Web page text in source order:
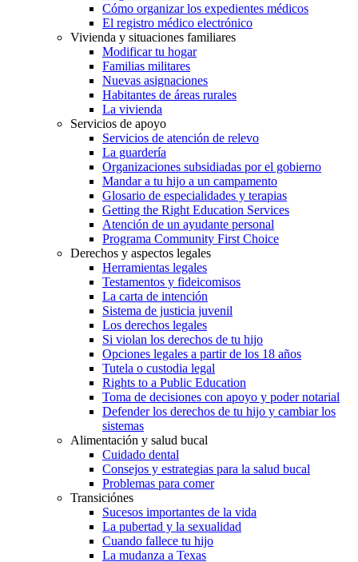
Cómo organizar los expedientes médicos
El registro médico electrónico
Vivienda y situaciones familiares
Modificar tu hogar
Familias militares
Nuevas asignaciones
Habitantes de áreas rurales
La vivienda
Servicios de apoyo
Servicios de atención de relevo
La guardería
Organizaciones subsidiadas por el gobierno
Mandar a tu hijo a un campamento
Glosario de especialidades y terapias
Getting the Right Education Services
Atención de un ayudante personal
Programa Community First Choice
Derechos y aspectos legales
Herramientas legales
Testamentos y fideicomisos
La carta de intención
Sistema de justicia juvenil
Los derechos legales
Si violan los derechos de tu hijo
Opciones legales a partir de los 18 años
Tutela o custodia legal
Rights to a Public Education
Toma de decisiones con apoyo y poder notarial
Defender los derechos de tu hijo y cambiar los
sistemas
Alimentación y salud bucal
Cuidado dental
Consejos y estrategias para la salud bucal
Problemas para comer
Transiciónes
Sucesos importantes de la vida
La pubertad y la sexualidad
Cuando fallece tu hijo
La mudanza a Texas